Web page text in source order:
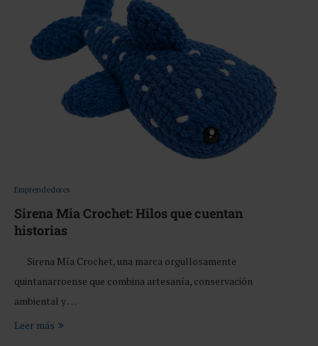
Emprendedores
Sirena Mia Crochet: Hilos que cuentan
historias
Sirena Mía Crochet, una marca orgullosamente
quintanarroense que combina artesanía, conservación
ambiental y …
Leer más